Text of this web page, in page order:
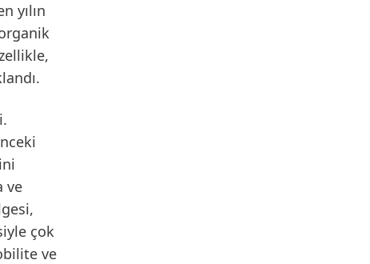
yılın
ve
çok
ve